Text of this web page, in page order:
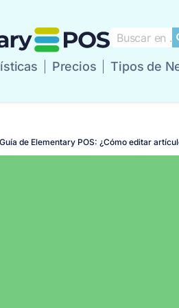
Precios Tipos de
Guía de Elementary POS: ¿Cómo editar